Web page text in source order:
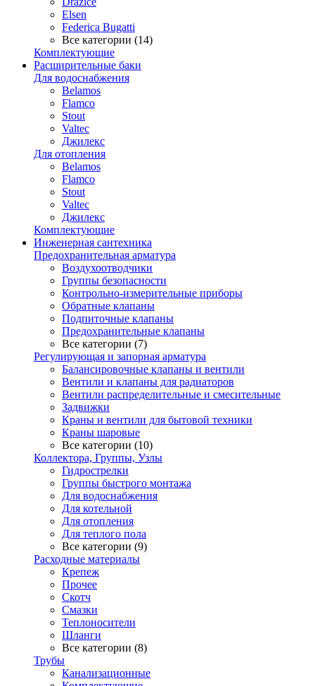
Elsen
Federica Bugatti
Все категории (14)
Комплектующие
Расширительные баки
Для водоснабжения
Belamos
Flamco
Stout
Valtec
Джилекс
Для отопления
Belamos
Flamco
Stout
Valtec
Джилекс
Комплектующие
Инженерная сантехника
Предохранительная арматура
Воздухоотводчики
Группы безопасности
Контрольно-измерительные приборы
Обратные клапаны
Подпиточные клапаны
Предохранительные клапаны
Все категории (7)
Регулирующая и запорная арматура
Балансировочные клапаны и вентили
Вентили и клапаны для радиаторов
Вентили распределительные и смесительные
Задвижки
Краны и вентили для бытовой техники
Краны шаровые
Все категории (10)
Коллектора, Группы, Узлы
Гидрострелки
Группы быстрого монтажа
Для водоснабжения
Для котельной
Для отопления
Для теплого пола
Все категории (9)
Расходные материалы
Крепеж
Прочее
Скотч
Смазки
Теплоносители
Шланги
Все категории (8)
Трубы
Канализационные